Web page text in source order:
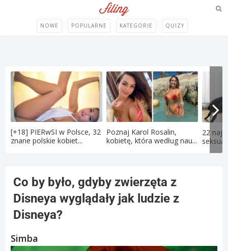
NOWE POPULARNE KATEGORIE QUIZY
[+18] PIERwSI w Polsce, 32
znane polskie kobiet...
Poznaj Karol Rosalin,
kobietę, która według nau...
22
Co by było, gdyby zwierzęta z
Disneya wyglądały jak ludzie z
Disneya?
Simba